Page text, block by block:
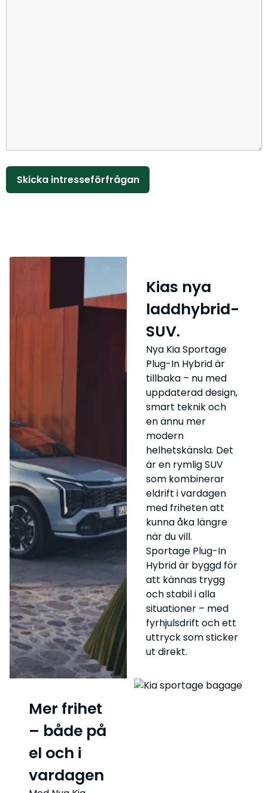
Kias nya
laddhybrid-
SUV.
Nya Kia Sportage
Plug-In Hybrid är
tillbaka – nu med
uppdaterad design,
smart teknik och
en ännu mer
modern
helhetskänsla. Det
är en rymlig SUV
som kombinerar
eldrift i vardagen
med friheten att
kunna åka längre
när du vill.
Sportage Plug-In
Hybrid är byggd för
att kännas trygg
och stabil i alla
situationer – med
fyrhjulsdrift och ett
uttryck som sticker
ut direkt.
Mer frihet
– både på
el och i
vardagen